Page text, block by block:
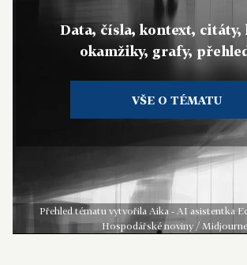
Data, čísla, kontext, citáty,
okamžiky, grafy,
VŠE O TÉMATU
Přehled tématu vytvořila Aika - AI asistentka
Hospodářské noviny /